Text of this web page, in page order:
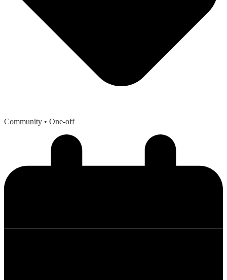
Community • One-off